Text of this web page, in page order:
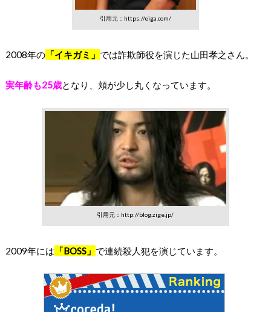
引用元：https://eiga.com/
2008年の「イキガミ」 では詐欺師役を演じた山田孝之さん。
実年齢も25歳となり、頬が少し丸くなっています。
引用元：http://blog.zige.jp/
2009年には 「BOSS」 で連続殺人犯を演じています。